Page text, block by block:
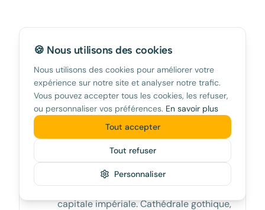
Où louer àCastille-La
Manche?
Les meilleurs quartiers pour votre location de
vacances
Tolède Centro
Le cœur historique de l'ancienne
capitale impériale. Cathédrale gothique,
🍪 Nous utilisons des cookies
Nous utilisons des cookies pour améliorer votre
expérience sur notre site et analyser notre trafic.
Vous pouvez accepter tous les cookies, les refuser,
ou personnaliser vos préférences. En savoir plus
Personnaliser
Tout refuser
Tout accepter